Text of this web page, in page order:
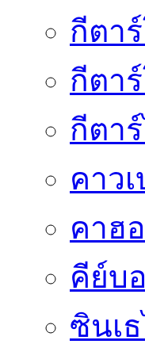
กีตา
กีตา
กีตา
คาว
คาฮ
คีย์บ
ซินเ